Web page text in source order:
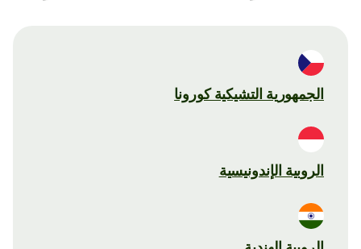
الجمهورية التشيكية كورونا
الروبية الإندونيسية